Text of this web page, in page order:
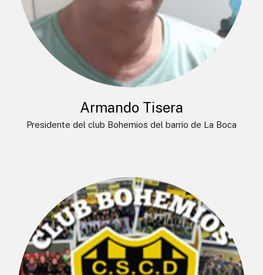
Armando Tisera
Presidente del club Bohemios del barrio de La Boca